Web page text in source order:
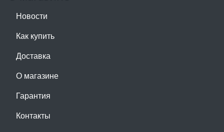
Новости
Как купить
Доставка
О магазине
Гарантия
Контакты